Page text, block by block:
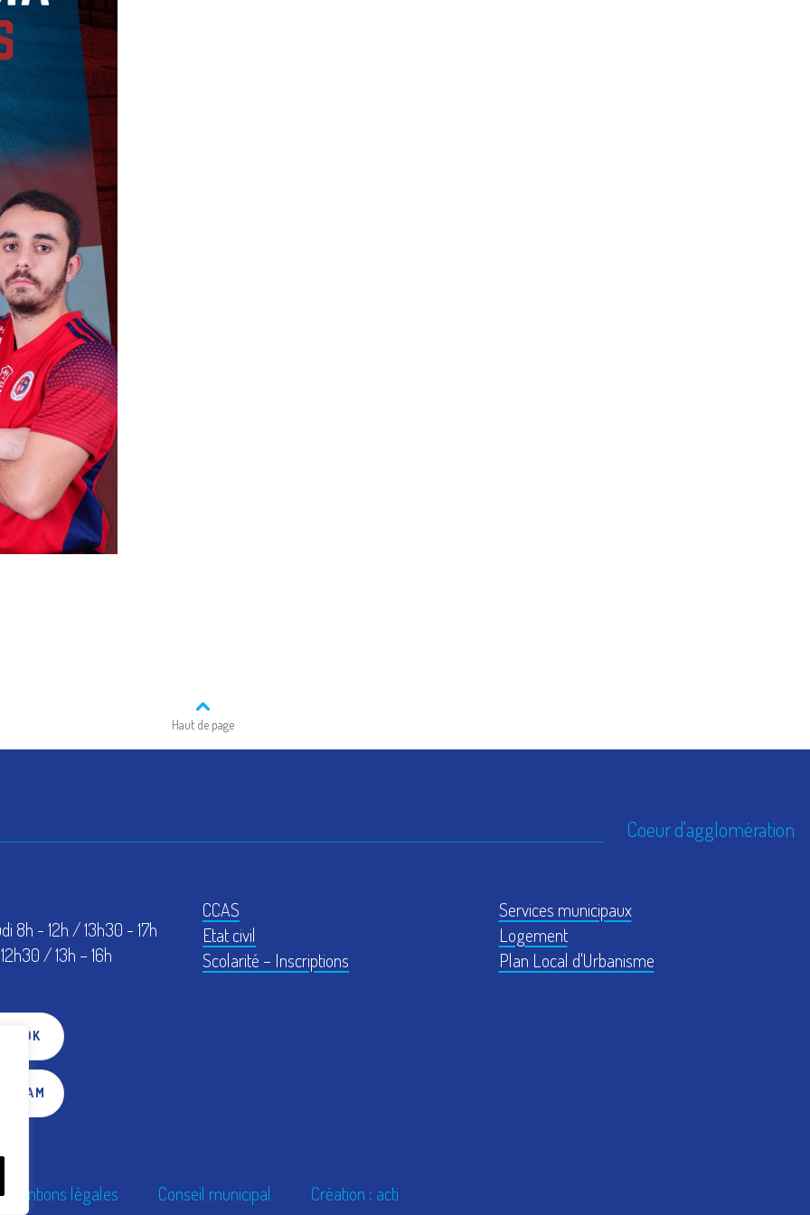
Haut de page
Coeur d'agglomération
8h - 12h / 13h30 - 17h
/ 13h – 16h
CCAS
Etat civil
Scolarité – Inscriptions
Services municipaux
Logement
Plan Local d'Urbanisme
Mentions légales Conseil municipal Création : acti